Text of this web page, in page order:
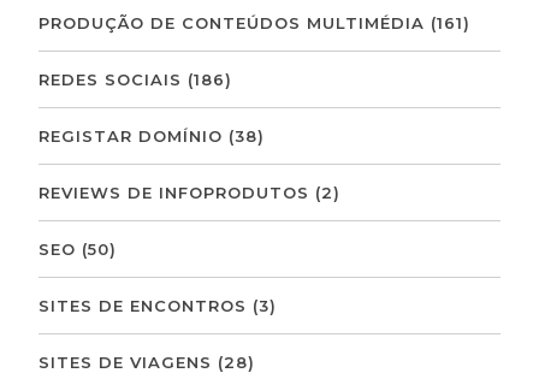
PRODUÇÃO DE CONTEÚDOS MULTIMÉDIA (161)
REDES SOCIAIS (186)
REGISTAR DOMÍNIO (38)
REVIEWS DE INFOPRODUTOS (2)
SEO (50)
SITES DE ENCONTROS (3)
SITES DE VIAGENS (28)